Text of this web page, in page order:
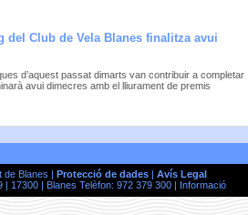
del Club de Vela Blanes finalitza avui
d’aquest passat dimarts van contribuir a completar
avui dimecres amb el lliurament de premis
de Blanes | Protecció de dades| Avís Legal
| 17300 | Blanes Telèfon: 972 379 300 |
Informació